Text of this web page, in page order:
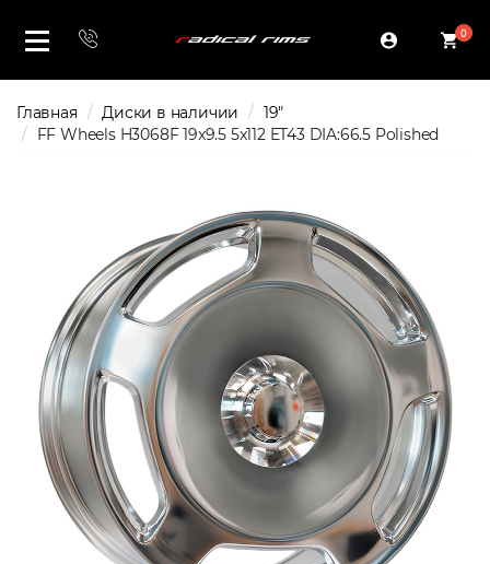
0
Главная Диски в наличии
19"
FF Wheels H3068F 19x9.5 5x112 ET43 DIA:66.5 Polished